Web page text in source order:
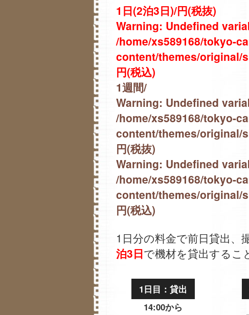
1日(2泊3日)/円(税抜)
Warning: Undefined
/home/xs589168/tokyo-
content/themes/original/
円(税込)
1週間/
Warning: Undefined
/home/xs589168/tokyo-
content/themes/original/
円(税抜)
Warning: Undefined
/home/xs589168/tokyo-
content/themes/original/
円(税込)
1日分の料金で前日貸出、
泊3日で機材を貸出するこ
1日目：貸出
14:00から